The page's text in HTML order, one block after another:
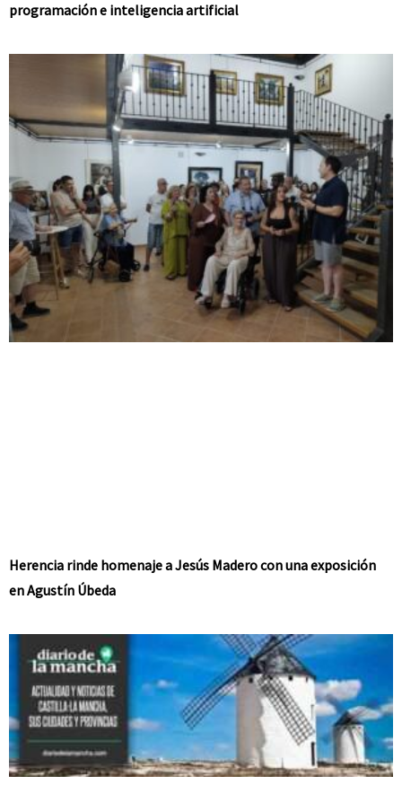
programación e inteligencia artificial
Herencia rinde homenaje a Jesús Madero con una exposición
en Agustín Úbeda